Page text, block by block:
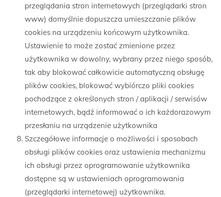
przeglądania stron internetowych (przeglądarki stron
www) domyślnie dopuszcza umieszczanie plików
cookies na urządzeniu końcowym użytkownika.
Ustawienie to może zostać zmienione przez
użytkownika w dowolny, wybrany przez niego sposób,
tak aby blokować całkowicie automatyczną obsługę
plików cookies, blokować wybiórczo pliki cookies
pochodzące z określonych stron / aplikacji / serwisów
internetowych, bądź informować o ich każdorazowym
przesłaniu na urządzenie użytkownika
Szczegółowe informacje o możliwości i sposobach
obsługi plików cookies oraz ustawienia mechanizmu
ich obsługi przez oprogramowanie użytkownika
dostępne są w ustawieniach oprogramowania
(przeglądarki internetowej) użytkownika.